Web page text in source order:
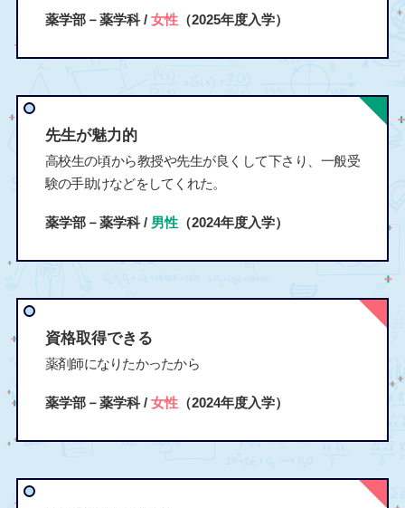
薬学部－薬学科 / 女性（2025年度入学）
先生が魅力的
高校生の頃から教授や先生が良くして下さり、一般受
験の手助けなどをしてくれた。
薬学部－薬学科 / 男性（2024年度入学）
資格取得できる
薬剤師になりたかったから
薬学部－薬学科 / 女性（2024年度入学）